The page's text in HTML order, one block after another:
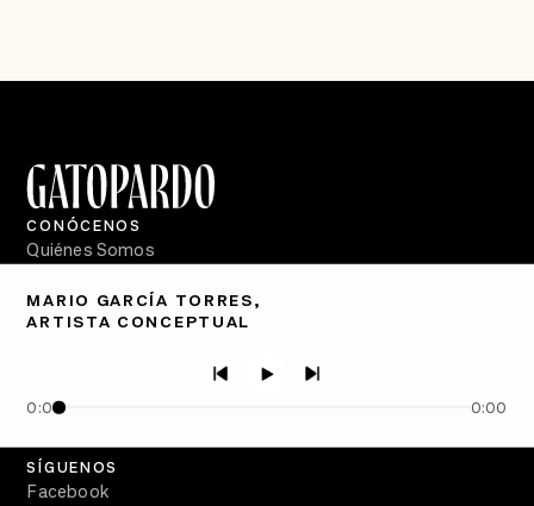
MARIO GARCÍA TORRES,
ARTISTA CONCEPTUAL
0:00 0:00
CONÓCENOS
Quiénes Somos
PÓDCASTS
Crecer en Distopía
SÍGUENOS
Facebook